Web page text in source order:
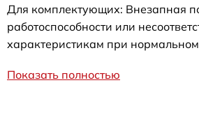
Для комплектующих: Внезапная
работоспособности или
характеристикам при
Показать полностью